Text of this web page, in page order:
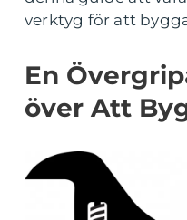
verktyg för att
En
över Att